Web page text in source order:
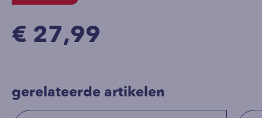
€ 27,99
gerelateerde artikelen